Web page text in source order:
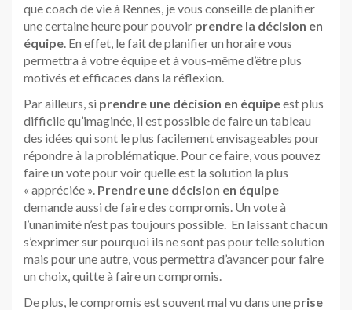
que coach de vie à Rennes, je vous conseille de planifier
une certaine heure pour pouvoir prendre la décision en
équipe. En effet, le fait de planifier un horaire vous
permettra à votre équipe et à vous-même d’être plus
motivés et efficaces dans la réflexion.
Par ailleurs, si prendre une décision en équipeest plus
difficile qu’imaginée, il est possible de faire un tableau
des idées qui sont le plus facilement envisageables pour
répondre à la problématique. Pour ce faire, vous pouvez
faire un vote pour voir quelle est la solution la plus
« appréciée ». Prendre une décision en équipe
demande aussi de faire des compromis. Un vote à
l’unanimité n’est pas toujours possible. En laissant chacun
s’exprimer sur pourquoi ils ne sont pas pour telle solution
mais pour une autre, vous permettra d’avancer pour faire
un choix, quitte à faire un compromis.
De plus, le compromis est souvent mal vu dans une prise